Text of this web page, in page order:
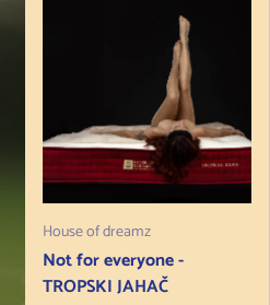
House of dreamz
Not for everyone -
TROPSKI JAHAČ